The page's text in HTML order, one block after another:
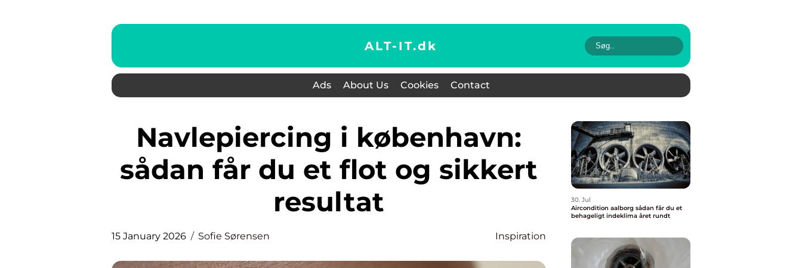
ALT-IT.dk
Ads About Us Cookies Contact
Navlepiercing i københavn:
sådan får du et flot og sikkert
resultat
15 January 2026 Sofie Sørensen Inspiration
30. Jul
Aircondition aalborg sådan får du et
behageligt indeklima året rundt